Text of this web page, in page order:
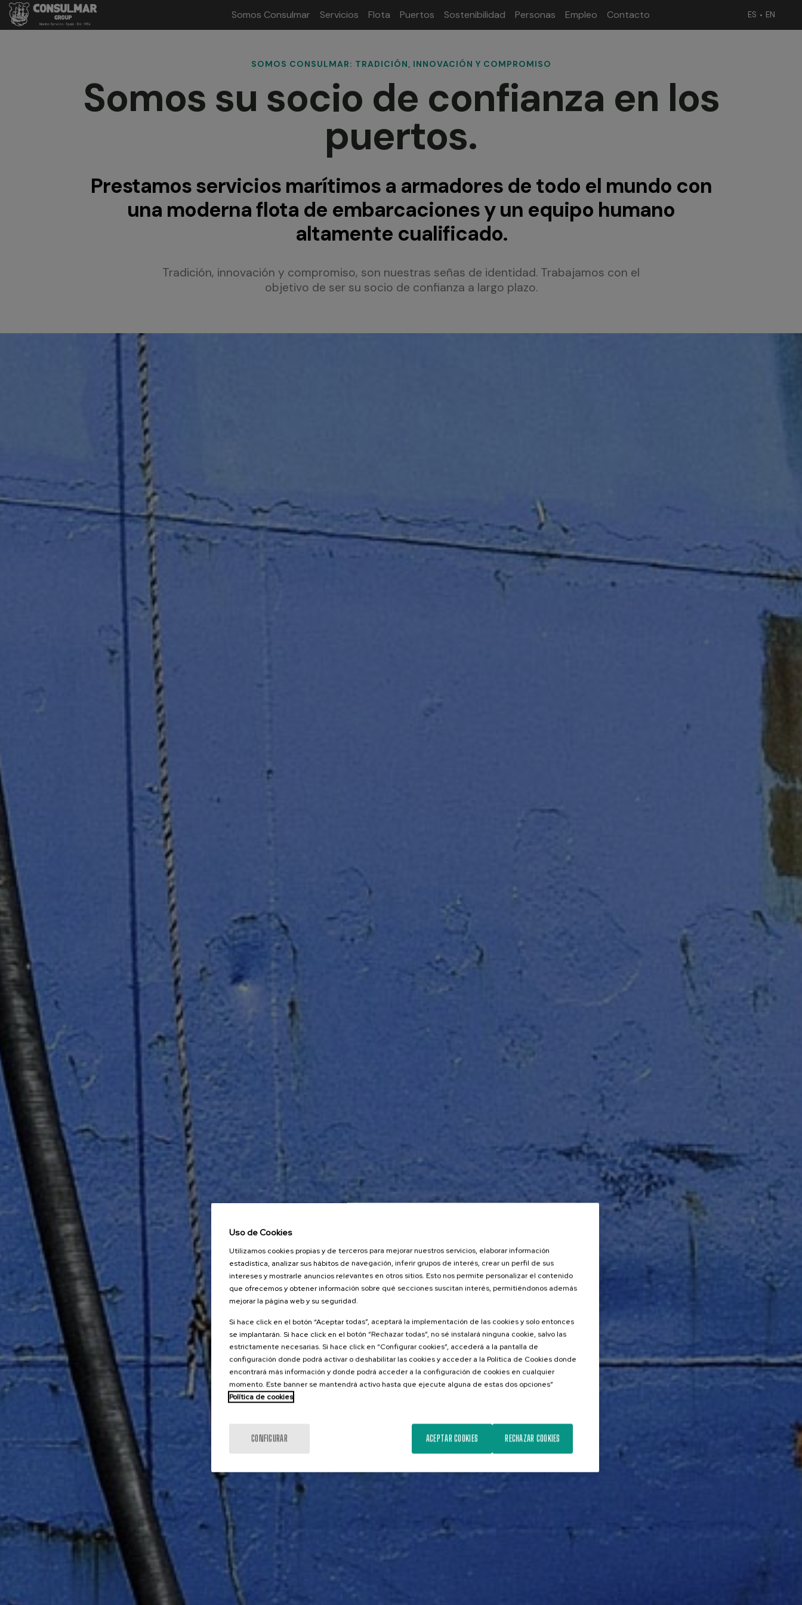
Somos Consulmar Servicios Flota Puertos Sostenibilidad Personas Empleo Contacto ES EN
SOMOS CONSULMAR: TRADICIÓN, INNOVACIÓN Y COMPROMISO
Somos su socio de confianza en los
puertos.
Prestamos servicios marítimos a armadores de todo el mundo con
una moderna flota de embarcaciones y un equipo humano
altamente cualificado.
Tradición, innovación y compromiso, son nuestras señas de identidad. Trabajamos con el
objetivo de ser su socio de confianza a largo plazo.
Uso de Cookies
Utilizamos cookies propias y de terceros para mejorar nuestros servicios, elaborar información
estadística, analizar sus hábitos de navegación, inferir grupos de interés, crear un perfil de sus
intereses y mostrarle anuncios relevantes en otros sitios. Esto nos permite personalizar el contenido
que ofrecemos y obtener información sobre qué secciones suscitan interés, permitiéndonos además
mejorar la página web y su seguridad.
Si hace click en el botón “Aceptar todas”, aceptará la implementación de las cookies y solo entonces
se implantarán. Si hace click en el botón “Rechazar todas”, no sé instalará ninguna cookie, salvo las
estrictamente necesarias. Si hace click en “Configurar cookies”, accederá a la pantalla de
configuración donde podrá activar o deshabilitar las cookies y acceder a la Política de Cookies donde
encontrará más información y donde podrá acceder a la configuración de cookies en cualquier
momento. Este banner se mantendrá activo hasta que ejecute alguna de estas dos opciones”
Política de cookies
CONFIGURAR RECHAZAR COOKIES
ACEPTAR COOKIES